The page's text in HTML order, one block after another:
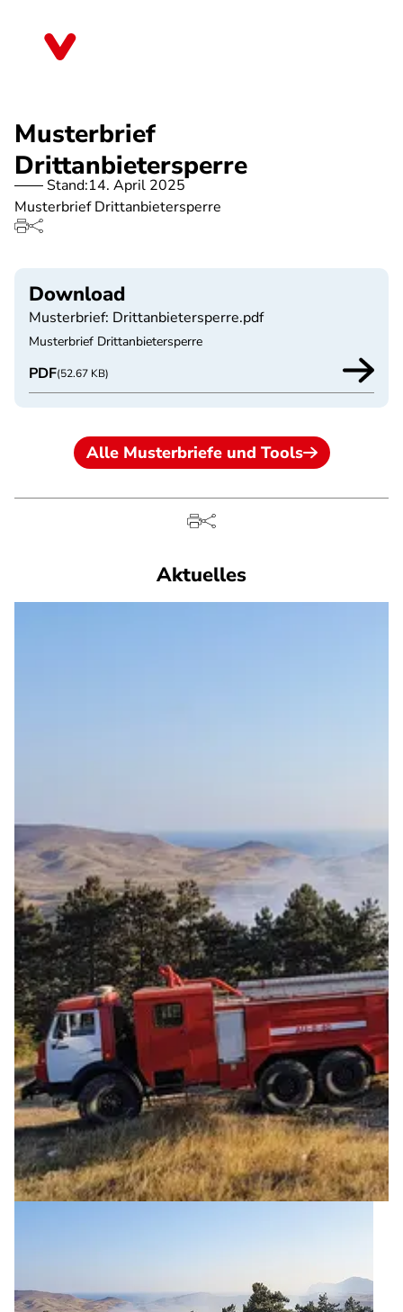
Musterbrief
Drittanbietersperre
Stand:14. April 2025
Musterbrief Drittanbietersperre
Download
Musterbrief: Drittanbietersperre.pdf
Musterbrief Drittanbietersperre
PDF(52.67 KB)
Alle Musterbriefe und Tools
Aktuelles